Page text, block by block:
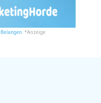
*Anzeige